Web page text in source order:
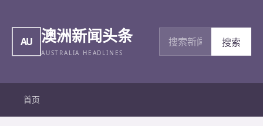
AU 澳洲新闻头条
AUSTRALIA HEADLINES
搜索新闻
搜索
首页